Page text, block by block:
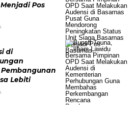
Pos
di
Lebiti